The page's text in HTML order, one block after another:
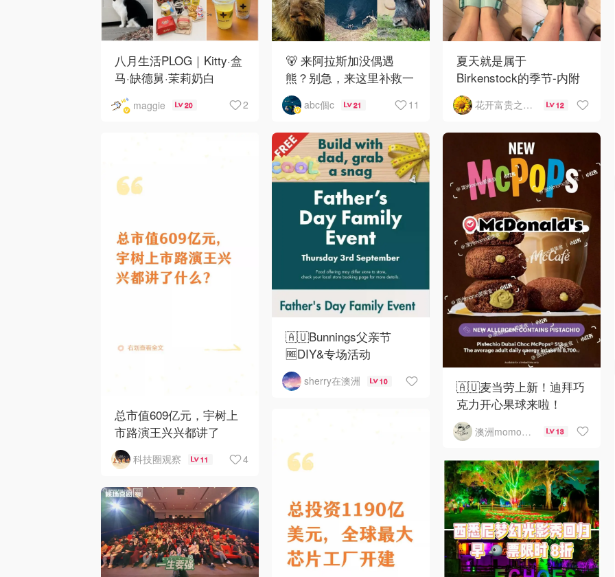
八月生活PLOG｜Kitty·盒
马·缺德舅·茉莉奶白
·Costco·Wendy's
maggie 20 2
🐻 来阿拉斯加没偶遇
熊？别急，来这里补救一
下！
abc個c 21 11
夏天就是属于
Birkenstock的季节-内附
如何选择
花开富贵之Mo个Mo 12
总市值609亿元，宇树上
市路演王兴兴都讲了
科技圈观察 11 4
🇦🇺Bunnings父亲节
🆓DIY&专场活动
sherry在澳洲 10
🇦🇺麦当劳上新！迪拜巧
克力开心果球来啦！
澳洲momo爱吃 13